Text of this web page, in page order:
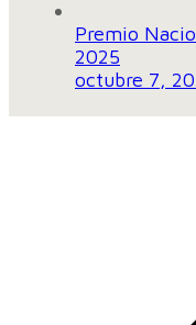
Premio
2025
octubre 7,